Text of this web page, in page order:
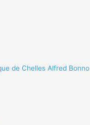
de Chelles Alfred Bonno